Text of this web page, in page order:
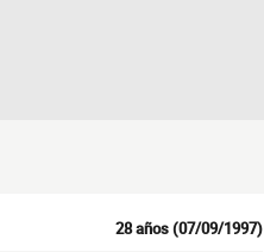
28 años (07/09/1997)